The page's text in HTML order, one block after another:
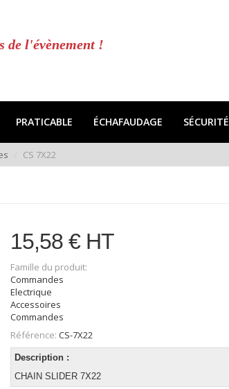
de l'évènement !
PRATICABLE ÉCHAFAUDAGE SÉCURITÉ
CS 7X22
15,58 € HT
Famille du produit:
Commandes
Electrique
Accessoires
Commandes
Référence:CS-7X22
Description :
CHAIN SLIDER 7X22